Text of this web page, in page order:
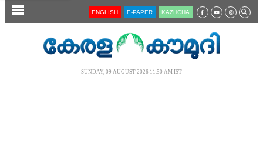
SECTIONS ENGLISH E-PAPER KĀZHCHA
SUNDAY, 09 AUGUST 2026 11.50 AM IST